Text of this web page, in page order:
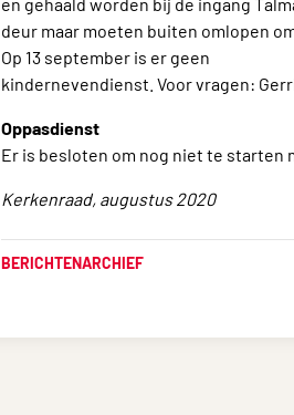
deur maar moeten buiten omlopen
Op 13 september is er geen
kindernevendienst. Voor vragen:
Oppasdienst
Er is besloten om nog niet te starten
Kerkenraad, augustus 2020
BERICHTENARCHIEF